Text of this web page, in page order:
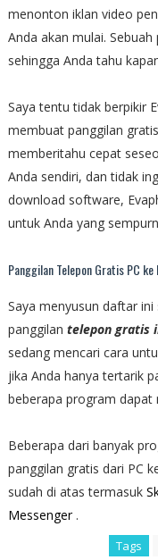
menonton iklan video
Anda akan mulai.
sehingga Anda tahu
Saya tentu tidak berpikir
membuat panggilan
memberitahu cepat
Anda sendiri, dan tidak
download software,
untuk Anda yang
Panggilan Telepon Gratis PC ke
Saya menyusun daftar
panggilan telepon gratis
sedang mencari cara
jika Anda hanya tertarik
beberapa program dapat
Beberapa dari banyak
panggilan gratis dari PC
sudah di atas termasuk
Messenger .
Tags